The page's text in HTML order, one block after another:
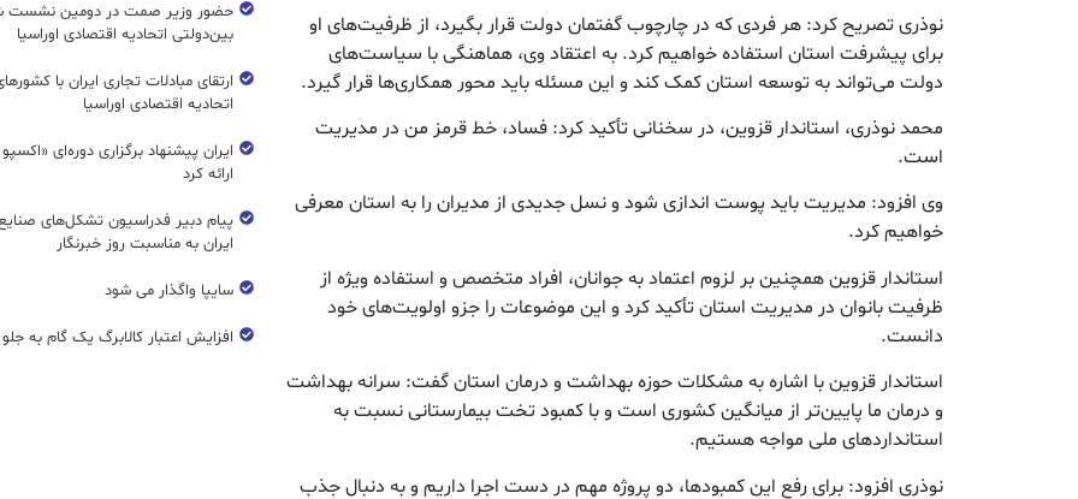
نوذری تصریح کرد: هر فردی که در چارچوب گفتمان دولت قرار بگیرد، از ظرفیت‌های او
برای پیشرفت استان استفاده خواهیم کرد. به اعتقاد وی، هماهنگی با سیاست‌های
دولت می‌تواند به توسعه استان کمک کند و این مسئله باید محور همکاری‌ها قرار گیرد.
محمد نوذری، استاندار قزوین، در سخنانی تأکید کرد: فساد، خط قرمز من در مدیریت
است.
وی افزود: مدیریت باید پوست اندازی شود و نسل جدیدی از مدیران را به استان معرفی
خواهیم کرد.
استاندار قزوین همچنین بر لزوم اعتماد به جوانان، افراد متخصص و استفاده ویژه از
ظرفیت بانوان در مدیریت استان تأکید کرد و این موضوعات را جزو اولویت‌های خود
دانست.
استاندار قزوین با اشاره به مشکلات حوزه بهداشت و درمان استان گفت: سرانه بهداشت
و درمان ما پایین‌تر از میانگین کشوری است و با کمبود تخت بیمارستانی نسبت به
استانداردهای ملی مواجه هستیم.
نوذری افزود: برای رفع این کمبودها، دو پروژه مهم در دست اجرا داریم و به دنبال جذب
حضور وزیر صمت در دومین نشست
بین‌دولتی اتحادیه اقتصادی اوراسیا
ارتقای مبادلات تجاری ایران با
اتحادیه اقتصادی اوراسیا
ایران پیشنهاد برگزاری دوره‌ای
ارائه کرد
پیام دبیر فدراسیون تشکل‌های
ایران به مناسبت روز خبرنگار
سایپا واگذار می شود
افزایش اعتبار کالابرگ یک گام به